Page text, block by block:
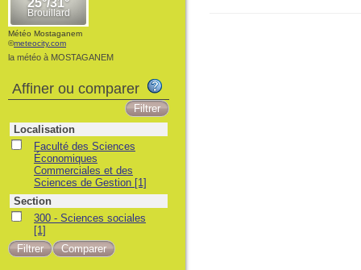
Météo Mostaganem
©meteocity.com
la météo à MOSTAGANEM
Affiner ou comparer
Localisation
Faculté des Sciences
Économiques
Commerciales et des
Sciences de Gestion [1]
Section
300 - Sciences sociales
[1]